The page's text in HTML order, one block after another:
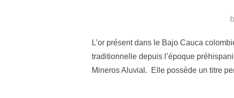
L’or présent dans le Bajo Cauca
traditionnelle depuis l’époque
Mineros Aluvial. Elle possède un titre